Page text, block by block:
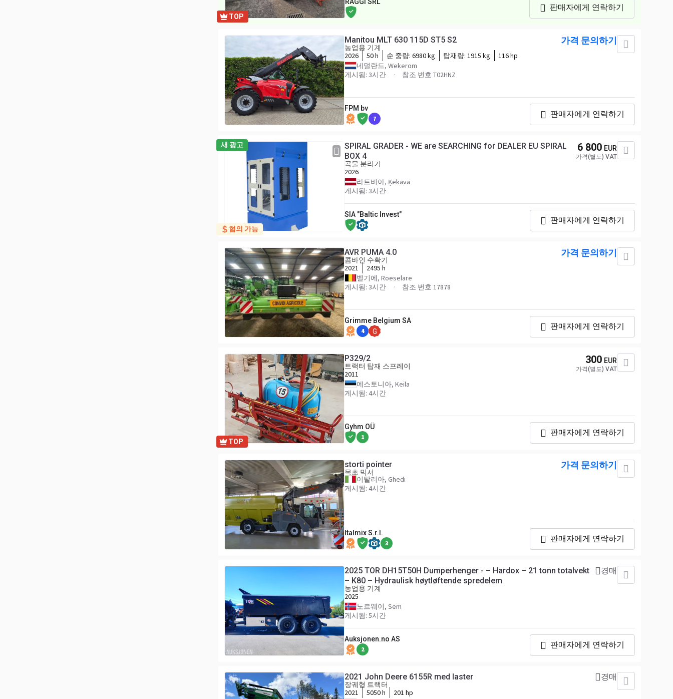
TOP
판매자에게 연락하기
Manitou MLT 630 115D ST5 S2
농업용 기계
2026
50 h 순 중량: 6980 kg 탑재량: 1915 kg
116 hp
네덜란드, Wekerom
게시됨: 3시간
참조 번호 T02HNZ
가격 문의하기
FPM bv
7 판매자에게 연락하기
새 광고
협의 가능
SPIRAL GRADER - WE are SEARCHING for DEALER EU SPIRAL
BOX 4
곡물 분리기
2026
라트비아, Ķekava
게시됨: 3시간
6 800 EUR
가격(별도) VAT
SIA "Baltic Invest"
판매자에게 연락하기
AVR PUMA 4.0
콤바인 수확기
2021
2495 h
벨기에, Roeselare
게시됨: 3시간
참조 번호 17878
가격 문의하기
Grimme Belgium SA
4 G
판매자에게 연락하기
TOP
P329/2
트랙터 탑재 스프레이
2011
에스토니아, Keila
게시됨: 4시간
300 EUR
가격(별도) VAT
Gyhm OÜ
1 판매자에게 연락하기
storti pointer
목초 믹서
이탈리아, Ghedi
게시됨: 4시간
가격 문의하기
Italmix S.r.l.
3 판매자에게 연락하기
2025 TOR DH15T50H Dumperhenger - – Hardox – 21 tonn totalvekt
– K80 – Hydraulisk høytløftende spredelem
농업용 기계
2025
노르웨이, Sem
게시됨: 5시간
경매
Auksjonen.no AS
2 판매자에게 연락하기
2021 John Deere 6155R med laster
장궤형 트랙터
2021
5050 h
201 hp
경매